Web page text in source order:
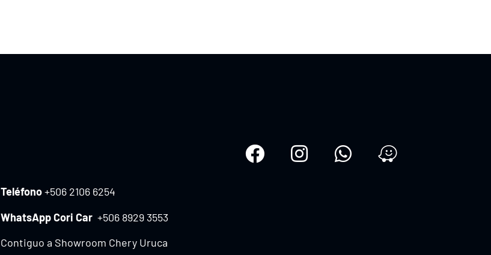
Teléfono+506 2106 6254
WhatsApp Cori Car +506 8929 3553
Contiguo a Showroom Chery Uruca